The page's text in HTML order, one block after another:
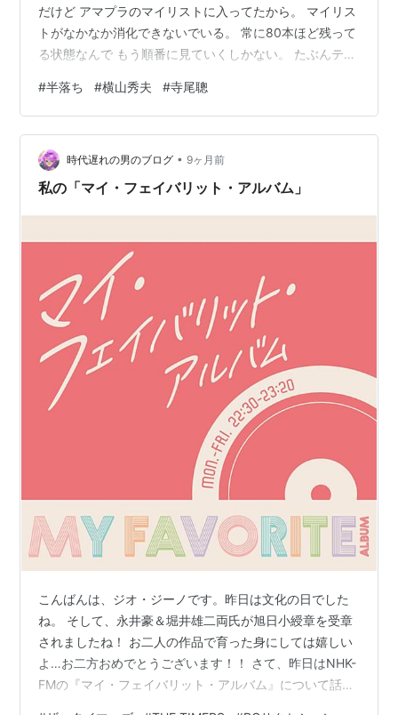
だけど アマプラのマイリストに入ってたから。 マイリス
トがなかなか消化できないでいる。 常に80本ほど残って
る状態なんで もう順番に見ていくしかない。 たぶんテレ
ーみたいな映画枠で。 昔WOWOWでも見た記憶あるし。
一部自供をしたという、警察用語の半落ち。 見たことが
ある映画のせいか、 なにも考えることなく、2時間ドラ
マ見てるみたいに ボケーっとしながら鑑賞しました。 妻
を殺してから自首するまでの空白の2日間、 彼は一体何
#半落ち #横山秀夫 #寺尾聰
時代遅れの男のブログ • 9ヶ月前
私の「マイ・フェイバリット・アルバム」
こんばんは、ジオ・ジーノです。昨日は文化の日でした
ね。 そして、永井豪＆堀井雄二両氏が旭日小綬章を受章
されましたね！ お二人の作品で育った身にしては嬉しい
よ…お二方おめでとうございます！！ さて、昨日はNHK-
FMの『マイ・フェイバリット・アルバム』について話し